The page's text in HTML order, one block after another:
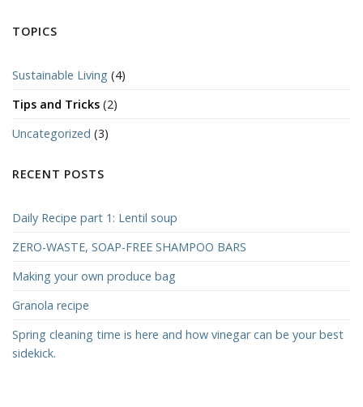
TOPICS
Sustainable Living (4)
Tips and Tricks (2)
Uncategorized (3)
RECENT POSTS
Daily Recipe part 1: Lentil soup
ZERO-WASTE, SOAP-FREE SHAMPOO BARS
Making your own produce bag
Granola recipe
Spring cleaning time is here and how vinegar can be your best
sidekick.